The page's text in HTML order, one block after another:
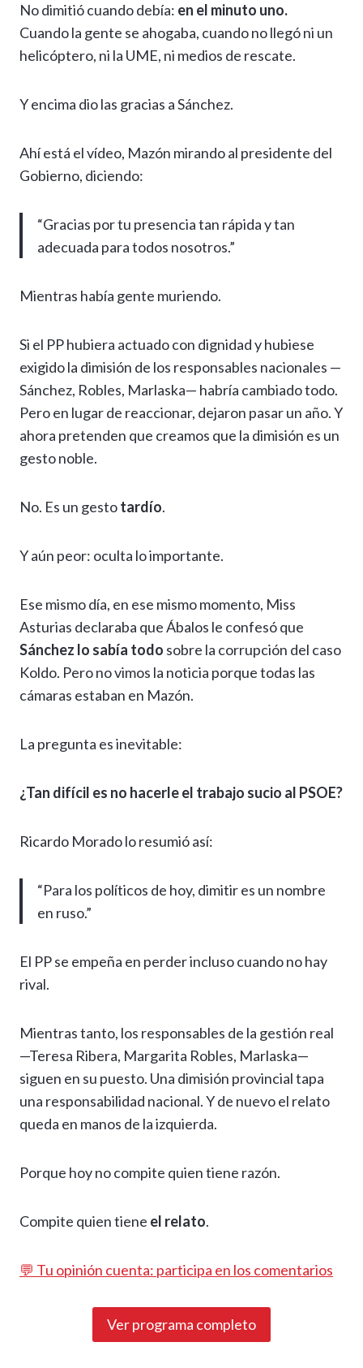
No dimitió cuando debía: en el minuto uno.
Cuando la gente se ahogaba, cuando no llegó ni un
helicóptero, ni la UME, ni medios de rescate.
Y encima dio las gracias a Sánchez.
Ahí está el vídeo, Mazón mirando al presidente del
Gobierno, diciendo:
“Gracias por tu presencia tan rápida y tan
adecuada para todos nosotros.”
Mientras había gente muriendo.
Si el PP hubiera actuado con dignidad y hubiese
exigido la dimisión de los responsables nacionales —
Sánchez, Robles, Marlaska— habría cambiado todo.
Pero en lugar de reaccionar, dejaron pasar un año. Y
ahora pretenden que creamos que la dimisión es un
gesto noble.
No. Es un gestotardío.
Y aún peor: oculta lo importante.
Ese mismo día, en ese mismo momento, Miss
Asturias declaraba que Ábalos le confesó que
Sánchez lo sabía todo sobre la corrupción del caso
Koldo. Pero no vimos la noticia porque todas las
cámaras estaban en Mazón.
La pregunta es inevitable:
¿Tan difícil es no hacerle el trabajo sucio al PSOE?
Ricardo Morado lo resumió así:
“Para los políticos de hoy, dimitir es un nombre
en ruso.”
El PP se empeña en perder incluso cuando no hay
rival.
Mientras tanto, los responsables de la gestión real
—Teresa Ribera, Margarita Robles, Marlaska—
siguen en su puesto. Una dimisión provincial tapa
una responsabilidad nacional. Y de nuevo el relato
queda en manos de la izquierda.
Porque hoy no compite quien tiene razón.
Compite quien tiene el relato.
💬 Tu opinión cuenta: participa en los comentarios
Ver programa completo